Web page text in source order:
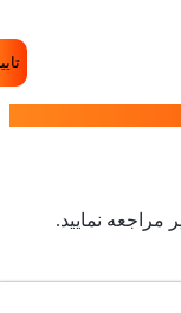
نمایید.